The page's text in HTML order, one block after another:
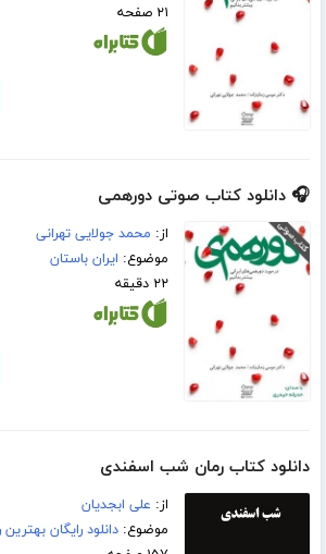
۲۱ صفحه
🎧 دانلود کتاب صوتی دورهمی
از: محمد جولایی تهرانی
موضوع: ایران باستان
۲۲ دقیقه
دانلود کتاب رمان شب اسفندی
از: علی ابجدیان
موضوع:دانلود رایگان بهترین